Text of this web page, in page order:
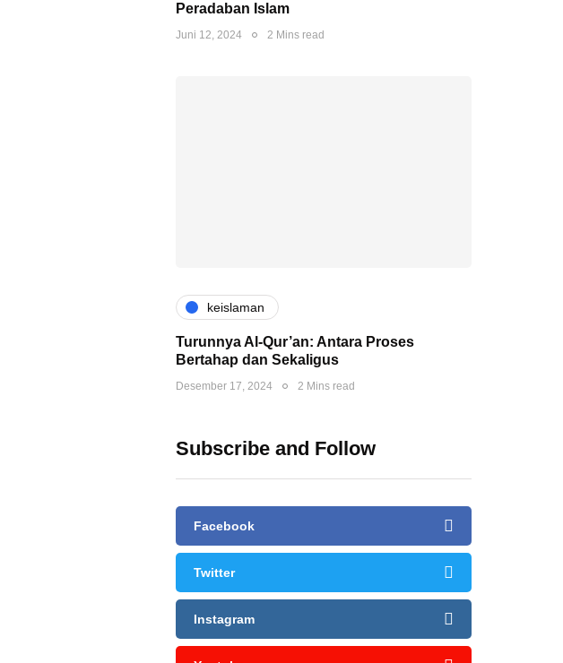
Peradaban Islam
Juni 12, 2024 2 Mins read
keislaman
Turunnya Al-Qur’an: Antara Proses
Bertahap dan Sekaligus
Desember 17, 2024 2 Mins read
Subscribe and Follow
Facebook
Twitter
Instagram